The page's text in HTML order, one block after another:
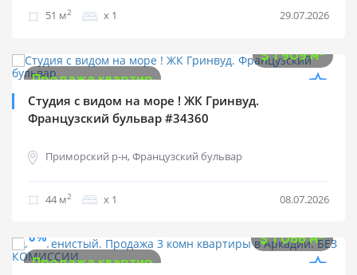
51 м2 х 1 29.07.2026
$1 909 м2
Продажа квартир
Студия с видом на море ! ЖК Гринвуд.
Французский бульвар #34360
Приморский р-н, Французский бульвар
44 м2 х 1 08.07.2026
0%
$1 066 м2
Продажа квартир